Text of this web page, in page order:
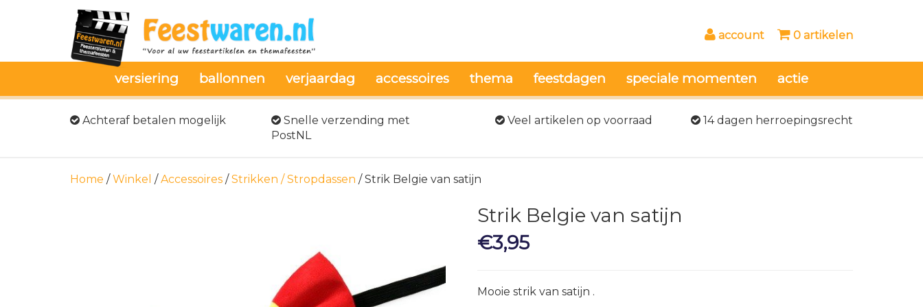
account 0 artikelen
versiering ballonnen verjaardag accessoires thema feestdagen speciale momenten actie
Achteraf betalen mogelijk
Snelle verzending met
PostNL
Veel artikelen op voorraad 14 dagen herroepingsrecht
Home /Winkel /Accessoires /Strikken / Stropdassen / Strik Belgie van satijn
Strik Belgie van satijn
€3,95
Mooie strik van satijn .